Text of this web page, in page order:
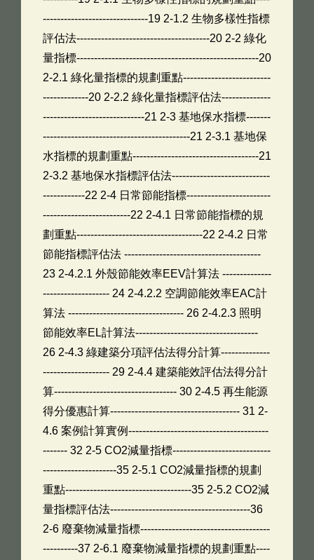
------------------------------19 2-1.2 生物多樣性指標
評估法--------------------------------------20 2-2 綠化
量指標----------------------------------------------------20
2-2.1 綠化量指標的規劃重點-------------------------
-------------20 2-2.2 綠化量指標評估法--------------
-----------------------------21 2-3 基地保水指標-------
------------------------------------------21 2-3.1 基地保
水指標的規劃重點------------------------------------21
2-3.2 基地保水指標評估法----------------------------
------------22 2-4 日常節能指標------------------------
-------------------------22 2-4.1 日常節能指標的規
劃重點------------------------------------22 2-4.2 日常
節能指標評估法 ---------------------------------------
23 2-4.2.1 外殼節能效率EEV計算法 --------------
------------------- 24 2-4.2.2 空調節能效率EAC計
算法 --------------------------------- 26 2-4.2.3 照明
節能效率EL計算法-----------------------------------
26 2-4.3 綠建築分項評估法得分計算--------------
------------------- 29 2-4.4 建築能效評估法得分計
算----------------------------------- 30 2-4.5 再生能源
得分優惠計算------------------------------------- 31 2-
4.6 案例計算實例----------------------------------------
------- 32 2-5 CO2減量指標----------------------------
---------------------35 2-5.1 CO2減量指標的規劃
重點------------------------------------35 2-5.2 CO2減
量指標評估法----------------------------------------36
2-6 廢棄物減量指標-------------------------------------
----------37 2-6.1 廢棄物減量指標的規劃重點----